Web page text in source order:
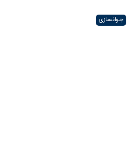
جوانسازی